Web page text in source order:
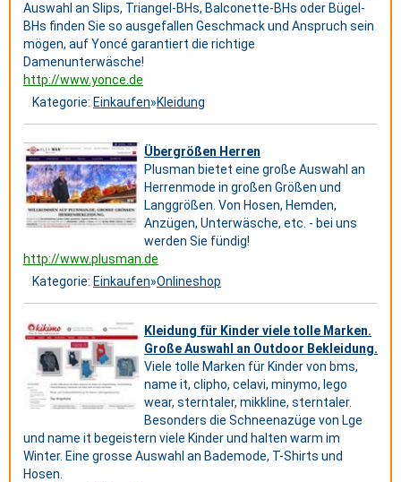
Auswahl an Slips, Triangel-BHs, Balconette-BHs oder Bügel-
BHs finden Sie so ausgefallen Geschmack und Anspruch sein
mögen, auf Yoncé garantiert die richtige
Damenunterwäsche!
http://www.yonce.de
Kategorie: Einkaufen»Kleidung
Übergrößen Herren
Plusman bietet eine große Auswahl an
Herrenmode in großen Größen und
Langgrößen. Von Hosen, Hemden,
Anzügen, Unterwäsche, etc. - bei uns
werden Sie fündig!
http://www.plusman.de
Kategorie: Einkaufen»Onlineshop
Kleidung für Kinder viele tolle Marken.
Große Auswahl an Outdoor Bekleidung.
Viele tolle Marken für Kinder von bms,
name it, clipho, celavi, minymo, lego
wear, sterntaler, mikkline, sterntaler.
Besonders die Schneenazüge von Lge
und name it begeistern viele Kinder und halten warm im
Winter. Eine grosse Auswahl an Bademode, T-Shirts und
Hosen.